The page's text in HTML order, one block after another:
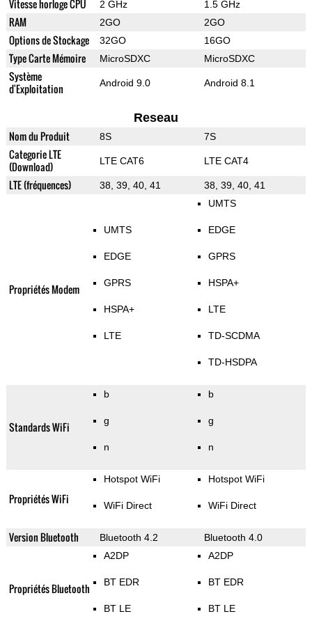
Vitesse horloge CPU 2 GHz 1.5 GHz
RAM 2GO 2GO
Options de Stockage 32GO 16GO
Type Carte Mémoire MicroSDXC MicroSDXC
Système
d'Exploitation
Android 9.0 Android 8.1
Reseau
Nom du Produit 8S 7S
Categorie LTE
(Download)
LTE CAT6 LTE CAT4
LTE (fréquences) 38, 39, 40, 41 38, 39, 40, 41
Propriétés Modem
UMTS
EDGE
GPRS
HSPA+
LTE
UMTS
EDGE
GPRS
HSPA+
LTE
TD-SCDMA
TD-HSDPA
Standards WiFi
b
g
n
b
g
n
Propriétés WiFi
Hotspot WiFi
WiFi Direct
Hotspot WiFi
WiFi Direct
Version Bluetooth Bluetooth 4.2 Bluetooth 4.0
Propriétés Bluetooth
A2DP
BT EDR
BT LE
A2DP
BT EDR
BT LE